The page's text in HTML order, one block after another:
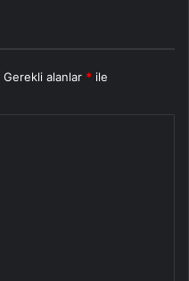
Gerekli alanlar * ile